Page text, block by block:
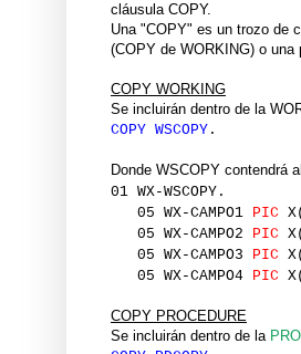
cláusula COPY.
Una "COPY" es un trozo de
(COPY de WORKING) o una
COPY WORKING
Se incluirán dentro de la
COPY WSCOPY .
Donde WSCOPY contendrá
01 WX-WSCOPY.
05 WX-CAMPO1 PIC
05 WX-CAMPO2 PIC
05 WX-CAMPO3 PIC
05 WX-CAMPO4 PIC
COPY PROCEDURE
Se incluirán dentro de la